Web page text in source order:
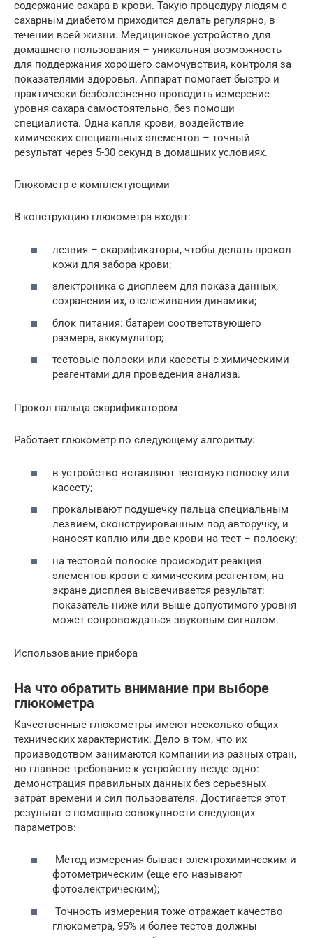
содержание сахара в крови. Такую процедуру людям с
сахарным диабетом приходится делать регулярно, в
течении всей жизни. Медицинское устройство для
домашнего пользования – уникальная возможность
для поддержания хорошего самочувствия, контроля за
показателями здоровья. Аппарат помогает быстро и
практически безболезненно проводить измерение
уровня сахара самостоятельно, без помощи
специалиста. Одна капля крови, воздействие
химических специальных элементов – точный
результат через 5-30 секунд в домашних условиях.
Глюкометр с комплектующими
В конструкцию глюкометра входят:
лезвия – скарификаторы, чтобы делать прокол
кожи для забора крови;
электроника с дисплеем для показа данных,
сохранения их, отслеживания динамики;
блок питания: батареи соответствующего
размера, аккумулятор;
тестовые полоски или кассеты с химическими
реагентами для проведения анализа.
Прокол пальца скарификатором
Работает глюкометр по следующему алгоритму:
в устройство вставляют тестовую полоску или
кассету;
прокалывают подушечку пальца специальным
лезвием, сконструированным под авторучку, и
наносят каплю или две крови на тест – полоску;
на тестовой полоске происходит реакция
элементов крови с химическим реагентом, на
экране дисплея высвечивается результат:
показатель ниже или выше допустимого уровня
может сопровождаться звуковым сигналом.
Использование прибора
На что обратить внимание при выборе
глюкометра
Качественные глюкометры имеют несколько общих
технических характеристик. Дело в том, что их
производством занимаются компании из разных стран,
но главное требование к устройству везде одно:
демонстрация правильных данных без серьезных
затрат времени и сил пользователя. Достигается этот
результат с помощью совокупности следующих
параметров:
Метод измерения бывает электрохимическим и
фотометрическим (еще его называют
фотоэлектрическим);
Точность измерения тоже отражает качество
глюкометра, 95% и более тестов должны